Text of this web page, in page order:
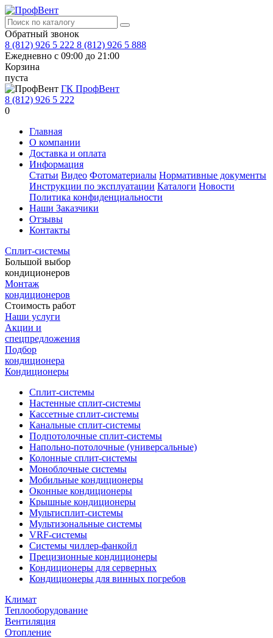
Обратный звонок
8 (812) 926 5 222 8 (812) 926 5 888
Ежедневно с 09:00 до 21:00
Корзина
пуста
ГК ПрофВент
8 (812) 926 5 222
0
Главная
О компании
Доставка и оплата
Информация
Статьи Видео Фотоматериалы Нормативные документы
Инструкции по эксплуатации Каталоги Новости
Политика конфиденциальности
Наши Заказчики
Отзывы
Контакты
Сплит-системы
Большой выбор
кондиционеров
Монтаж
кондиционеров
Стоимость работ
Наши услуги
Акции и
спецпредложения
Подбор
кондиционера
Кондиционеры
Сплит-системы
Настенные сплит-системы
Кассетные сплит-системы
Канальные сплит-системы
Подпотолочные сплит-системы
Напольно-потолочные (универсальные)
Колонные сплит-системы
Моноблочные системы
Мобильные кондиционеры
Оконные кондиционеры
Крышные кондиционеры
Мультисплит-системы
Мультизональные системы
VRF-системы
Системы чиллер-фанкойл
Прецизионные кондиционеры
Кондиционеры для серверных
Кондиционеры для винных погребов
Климат
Теплооборудование
Вентиляция
Отопление